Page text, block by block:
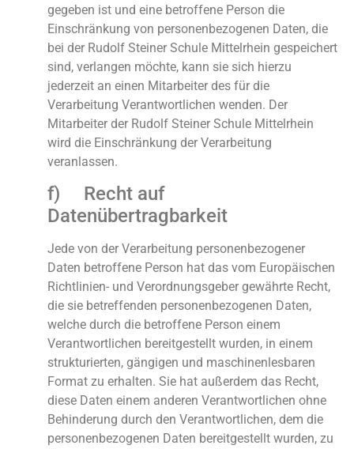
gegeben ist und eine betroffene Person die
Einschränkung von personenbezogenen Daten, die
bei der Rudolf Steiner Schule Mittelrhein gespeichert
sind, verlangen möchte, kann sie sich hierzu
jederzeit an einen Mitarbeiter des für die
Verarbeitung Verantwortlichen wenden. Der
Mitarbeiter der Rudolf Steiner Schule Mittelrhein
wird die Einschränkung der Verarbeitung
veranlassen.
f) Recht auf
Datenübertragbarkeit
Jede von der Verarbeitung personenbezogener
Daten betroffene Person hat das vom Europäischen
Richtlinien- und Verordnungsgeber gewährte Recht,
die sie betreffenden personenbezogenen Daten,
welche durch die betroffene Person einem
Verantwortlichen bereitgestellt wurden, in einem
strukturierten, gängigen und maschinenlesbaren
Format zu erhalten. Sie hat außerdem das Recht,
diese Daten einem anderen Verantwortlichen ohne
Behinderung durch den Verantwortlichen, dem die
personenbezogenen Daten bereitgestellt wurden, zu